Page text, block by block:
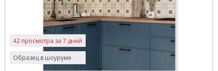
Образец в шоуруме
42 просмотра за 7 дней